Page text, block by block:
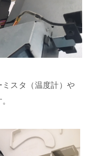
スタ（温度計）や